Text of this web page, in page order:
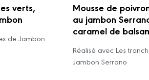
verts,
de Jambon
Mousse de
au jambon
caramel de
Réalisé avec Les
Jambon Serrano